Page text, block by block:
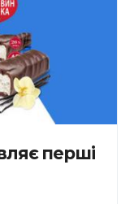
перші